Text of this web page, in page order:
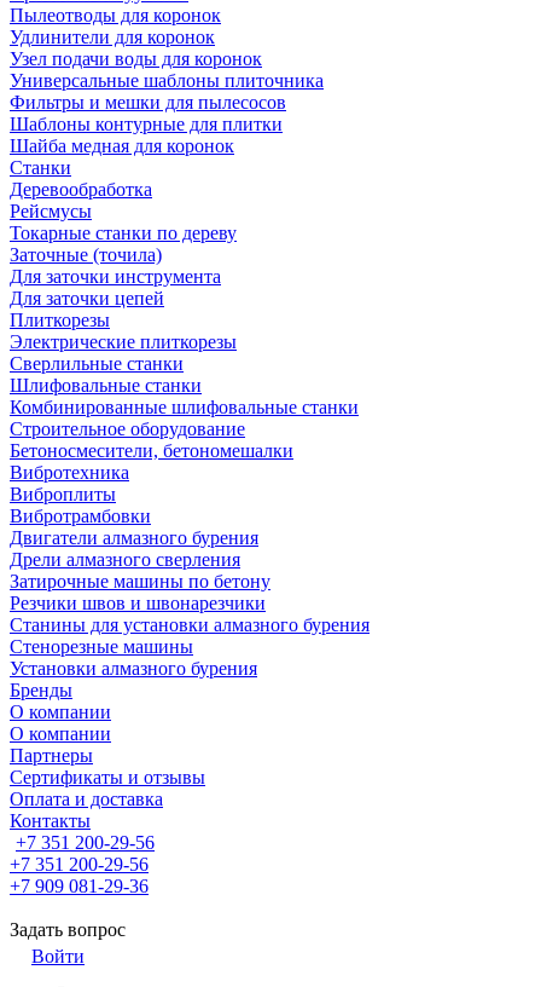
Пылеотводы для коронок
Удлинители для коронок
Узел подачи воды для коронок
Универсальные шаблоны плиточника
Фильтры и мешки для пылесосов
Шаблоны контурные для плитки
Шайба медная для коронок
Станки
Деревообработка
Рейсмусы
Токарные станки по дереву
Заточные (точила)
Для заточки инструмента
Для заточки цепей
Плиткорезы
Электрические плиткорезы
Сверлильные станки
Шлифовальные станки
Комбинированные шлифовальные станки
Строительное оборудование
Бетоносмесители, бетономешалки
Вибротехника
Виброплиты
Вибротрамбовки
Двигатели алмазного бурения
Дрели алмазного сверления
Затирочные машины по бетону
Резчики швов и швонарезчики
Станины для установки алмазного бурения
Стенорезные машины
Установки алмазного бурения
Бренды
О компании
О компании
Партнеры
Cертификаты и отзывы
Оплата и доставка
Контакты
+7 351 200-29-56
+7 351 200-29-56
+7 909 081-29-36
Задать вопрос
Войти